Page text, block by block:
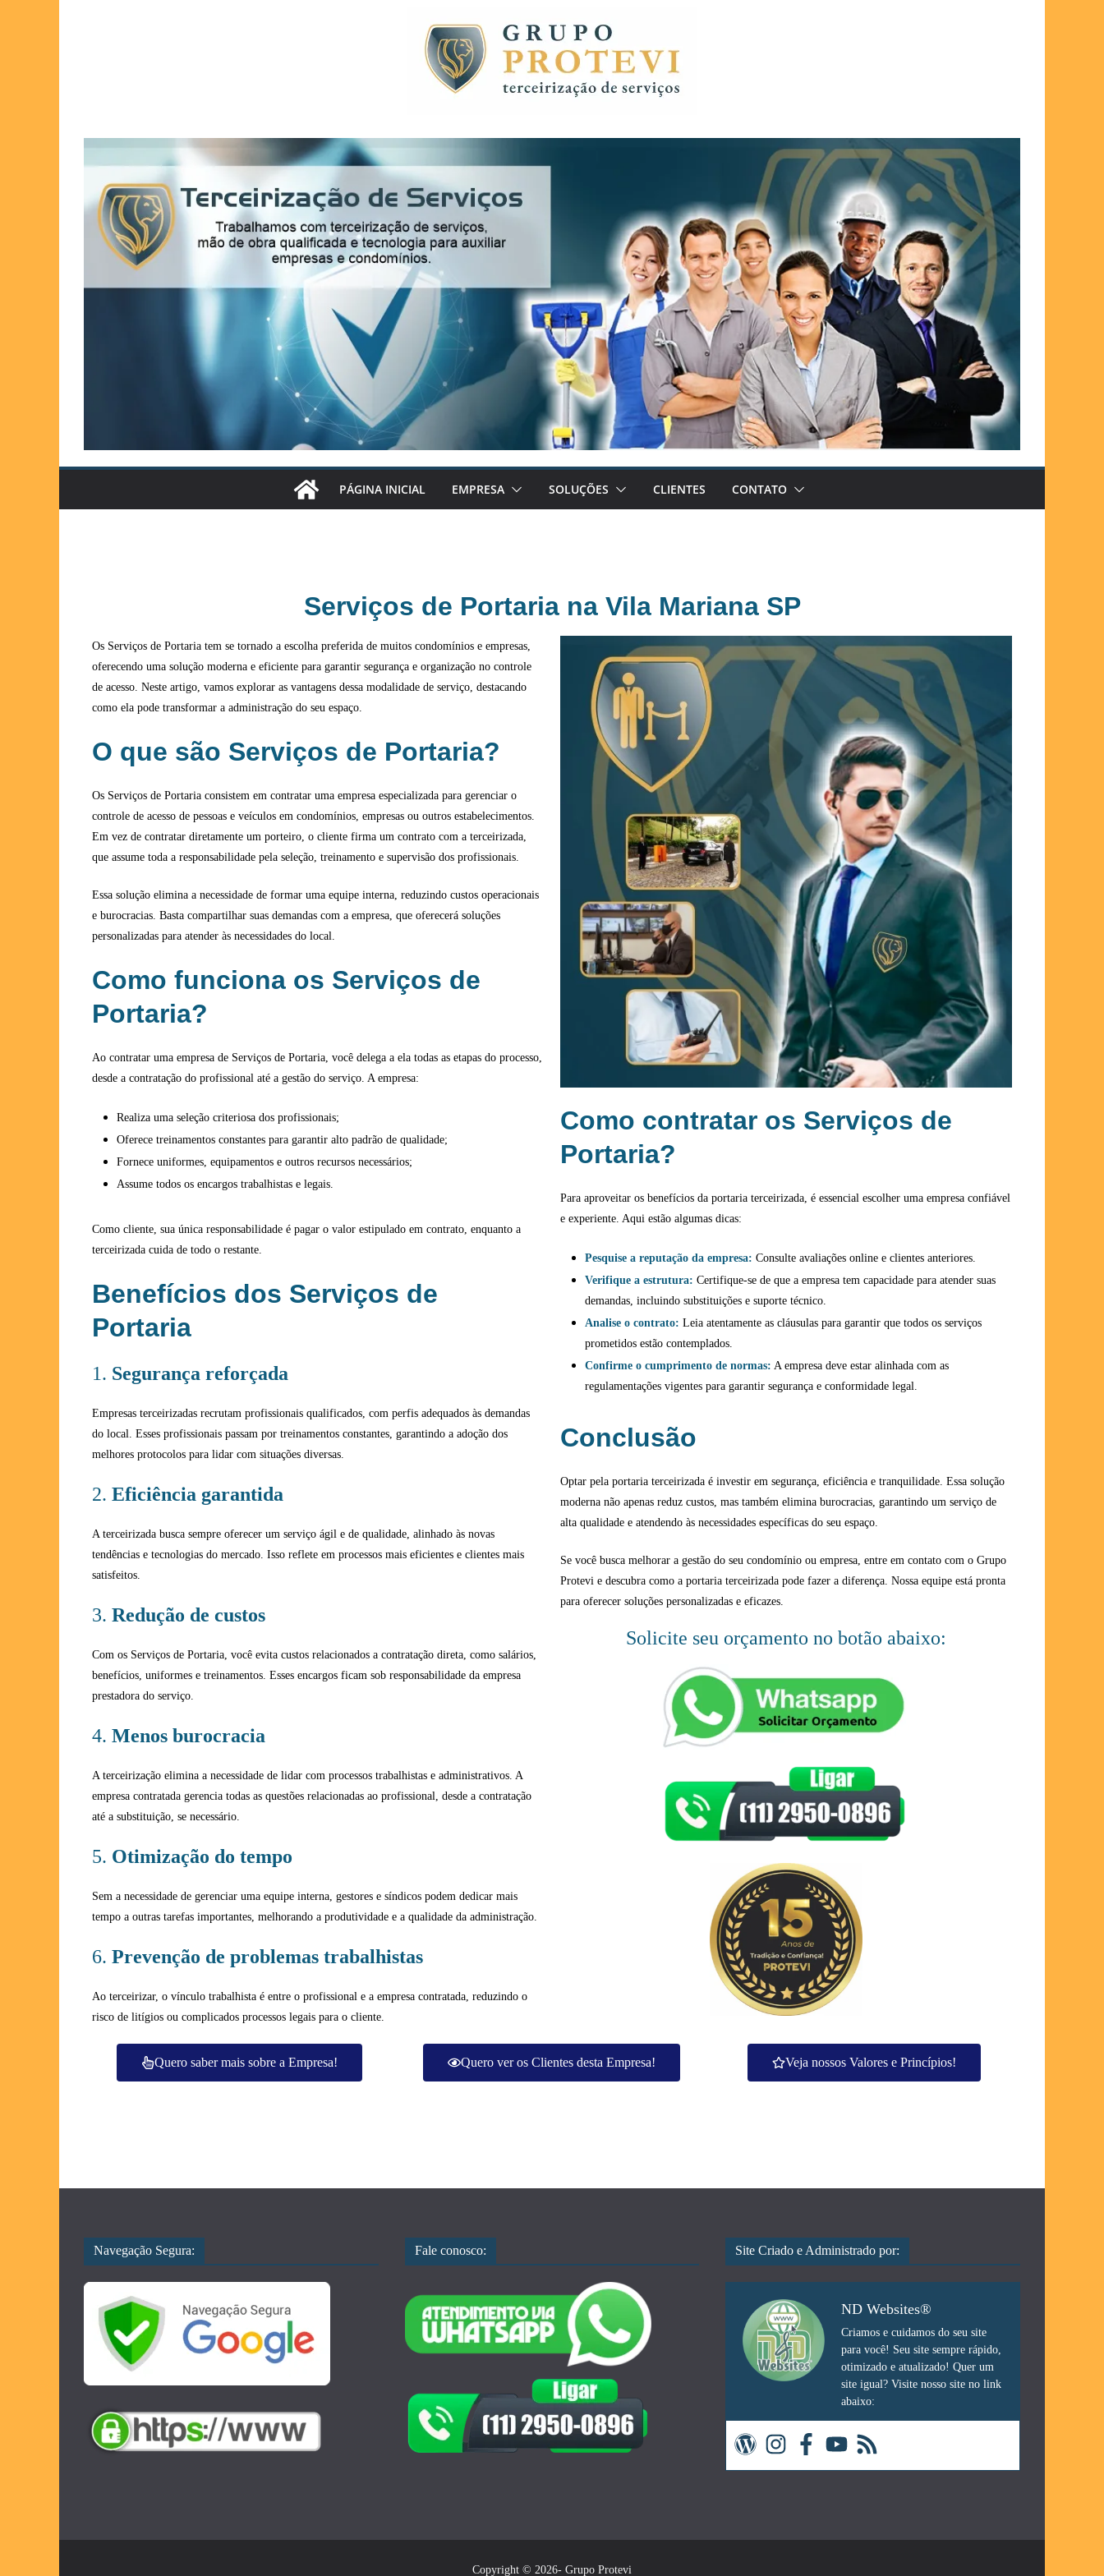
PÁGINA INICIAL EMPRESA SOLUÇÕES CLIENTES CONTATO
Serviços de Portaria na Vila Mariana SP
Os Serviços de Portaria tem se tornado a escolha preferida de muitos condomínios e empresas,
oferecendo uma solução moderna e eficiente para garantir segurança e organização no controle
de acesso. Neste artigo, vamos explorar as vantagens dessa modalidade de serviço, destacando
como ela pode transformar a administração do seu espaço.
O que são Serviços de Portaria?
Os Serviços de Portaria consistem em contratar uma empresa especializada para gerenciar o
controle de acesso de pessoas e veículos em condomínios, empresas ou outros estabelecimentos.
Em vez de contratar diretamente um porteiro, o cliente firma um contrato com a terceirizada,
que assume toda a responsabilidade pela seleção, treinamento e supervisão dos profissionais.
Essa solução elimina a necessidade de formar uma equipe interna, reduzindo custos operacionais
e burocracias. Basta compartilhar suas demandas com a empresa, que oferecerá soluções
personalizadas para atender às necessidades do local.
Como funciona os Serviços de
Portaria?
Ao contratar uma empresa de Serviços de Portaria, você delega a ela todas as etapas do processo,
desde a contratação do profissional até a gestão do serviço. A empresa:
Realiza uma seleção criteriosa dos profissionais;
Oferece treinamentos constantes para garantir alto padrão de qualidade;
Fornece uniformes, equipamentos e outros recursos necessários;
Assume todos os encargos trabalhistas e legais.
Como cliente, sua única responsabilidade é pagar o valor estipulado em contrato, enquanto a
terceirizada cuida de todo o restante.
Benefícios dos Serviços de
Portaria
1. Segurança reforçada
Empresas terceirizadas recrutam profissionais qualificados, com perfis adequados às demandas
do local. Esses profissionais passam por treinamentos constantes, garantindo a adoção dos
melhores protocolos para lidar com situações diversas.
2. Eficiência garantida
A terceirizada busca sempre oferecer um serviço ágil e de qualidade, alinhado às novas
tendências e tecnologias do mercado. Isso reflete em processos mais eficientes e clientes mais
satisfeitos.
3. Redução de custos
Com os Serviços de Portaria, você evita custos relacionados a contratação direta, como salários,
benefícios, uniformes e treinamentos. Esses encargos ficam sob responsabilidade da empresa
prestadora do serviço.
4. Menos burocracia
A terceirização elimina a necessidade de lidar com processos trabalhistas e administrativos. A
empresa contratada gerencia todas as questões relacionadas ao profissional, desde a contratação
até a substituição, se necessário.
5. Otimização do tempo
Sem a necessidade de gerenciar uma equipe interna, gestores e síndicos podem dedicar mais
tempo a outras tarefas importantes, melhorando a produtividade e a qualidade da administração.
6. Prevenção de problemas trabalhistas
Ao terceirizar, o vínculo trabalhista é entre o profissional e a empresa contratada, reduzindo o
risco de litígios ou complicados processos legais para o cliente.
Como contratar os Serviços de
Portaria?
Para aproveitar os benefícios da portaria terceirizada, é essencial escolher uma empresa confiável
e experiente. Aqui estão algumas dicas:
Pesquise a reputação da empresa: Consulte avaliações online e clientes anteriores.
Verifique a estrutura: Certifique-se de que a empresa tem capacidade para atender suas
demandas, incluindo substituições e suporte técnico.
Analise o contrato: Leia atentamente as cláusulas para garantir que todos os serviços
prometidos estão contemplados.
Confirme o cumprimento de normas: A empresa deve estar alinhada com as
regulamentações vigentes para garantir segurança e conformidade legal.
Conclusão
Optar pela portaria terceirizada é investir em segurança, eficiência e tranquilidade. Essa solução
moderna não apenas reduz custos, mas também elimina burocracias, garantindo um serviço de
alta qualidade e atendendo às necessidades específicas do seu espaço.
Se você busca melhorar a gestão do seu condomínio ou empresa, entre em contato com o Grupo
Protevi e descubra como a portaria terceirizada pode fazer a diferença. Nossa equipe está pronta
para oferecer soluções personalizadas e eficazes.
Solicite seu orçamento no botão abaixo:
Quero saber mais sobre a Empresa! Quero ver os Clientes desta Empresa! Veja nossos Valores e Princípios!
Navegação Segura: Fale conosco: Site Criado e Administrado por:
ND Websites®
Criamos e cuidamos do seu site
para você! Seu site sempre rápido,
otimizado e atualizado! Quer um
site igual? Visite nosso site no link
abaixo:
Copyright © 2026- Grupo Protevi